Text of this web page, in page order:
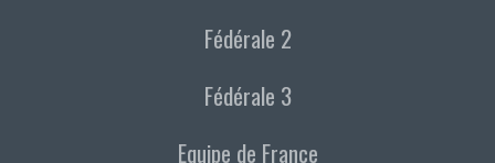
Fédérale 2
Fédérale 3
Equipe de France